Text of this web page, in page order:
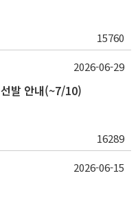
15760
발 안내(~7/10)
16289
2026-06-29
2026-06-15